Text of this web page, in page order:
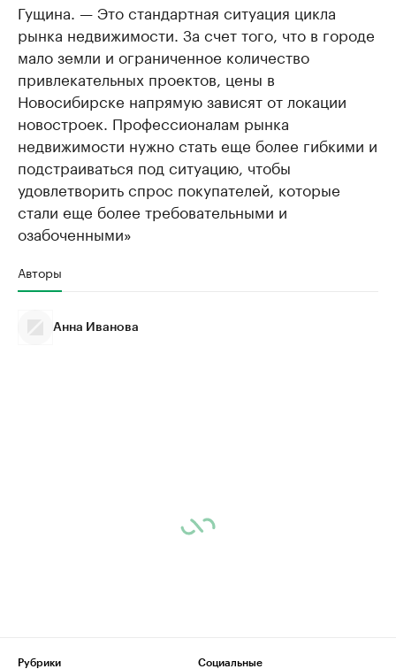
Гущина. — Это стандартная ситуация цикла
рынка недвижимости. За счет того, что в городе
мало земли и ограниченное количество
привлекательных проектов, цены в
Новосибирске напрямую зависят от локации
новостроек. Профессионалам рынка
недвижимости нужно стать еще более гибкими и
подстраиваться под ситуацию, чтобы
удовлетворить спрос покупателей, которые
стали еще более требовательными и
озабоченными»
Авторы
Анна Иванова
Рубрики
Социальные